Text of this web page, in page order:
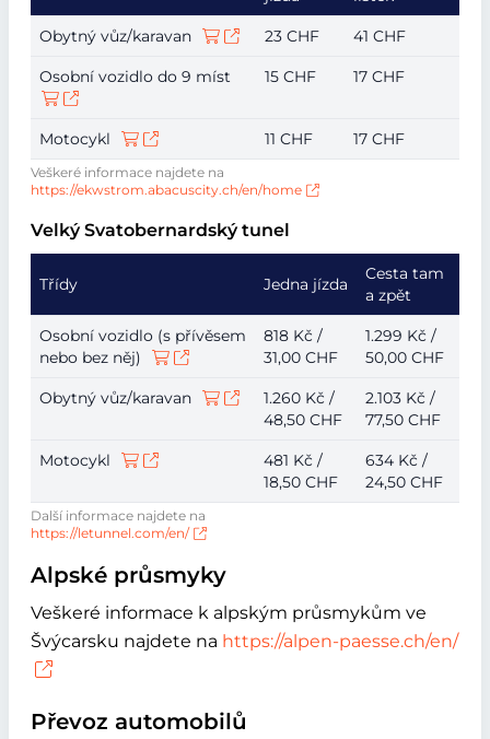
Veškeré informace najdete na
https://ekwstrom.abacuscity.ch/en/home
Obytný vůz/karavan 23 CHF 41 CHF
Osobní vozidlo do 9 míst 15 CHF 17 CHF
Motocykl 11 CHF 17 CHF
Velký Svatobernardský tunel
Další informace najdete na
https://letunnel.com/en/
Třídy Jedna jízda
Cesta tam
a zpět
Osobní vozidlo (s přívěsem
nebo bez něj)
818 Kč /
31,00 CHF
1.299 Kč /
50,00 CHF
Obytný vůz/karavan
1.260 Kč /
48,50 CHF
2.103 Kč /
77,50 CHF
Motocykl
481 Kč /
18,50 CHF
634 Kč /
24,50 CHF
Alpské průsmyky
Veškeré informace k alpským průsmykům ve
Švýcarsku najdete na https://alpen-paesse.ch/en/
Převoz automobilů